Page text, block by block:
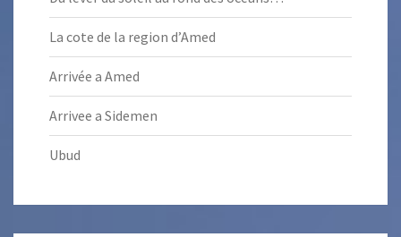
La cote de la region d’Amed
Arrivée a Amed
Arrivee a Sidemen
Ubud